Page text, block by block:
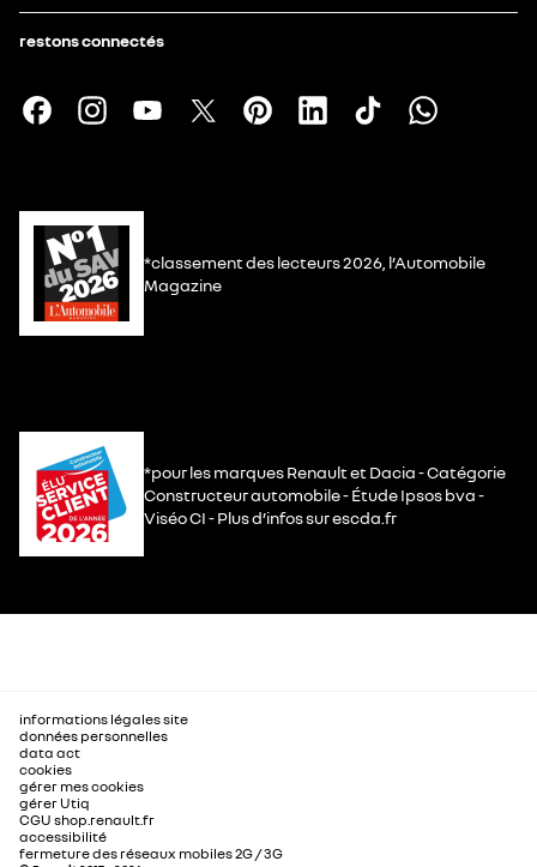
restons connectés
*classement des lecteurs 2026, l’Automobile
Magazine
*pour les marques Renault et Dacia - Catégorie
Constructeur automobile - Étude Ipsos bva -
Viséo CI - Plus d’infos sur escda.fr
informations légales site
données personnelles
data act
cookies
gérer mes cookies
gérer Utiq
CGU shop.renault.fr
accessibilité
fermeture des réseaux mobiles 2G / 3G